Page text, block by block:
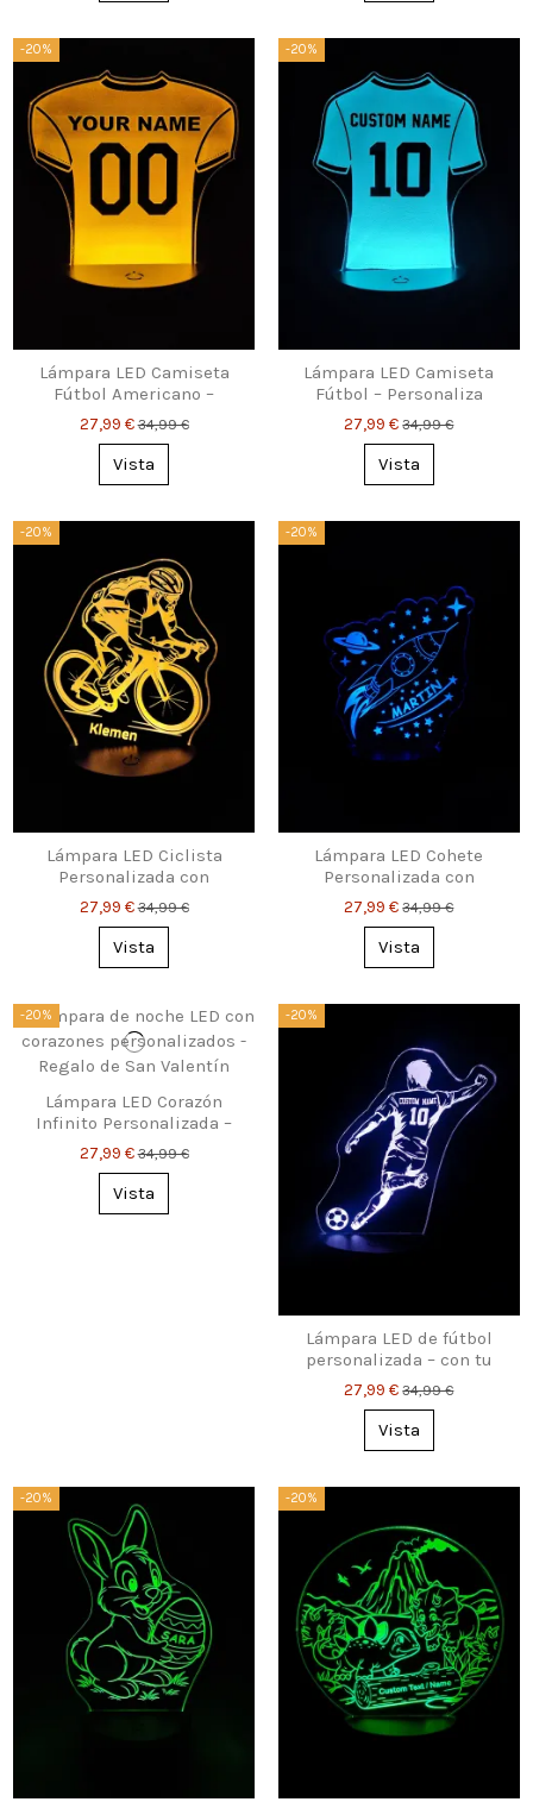
-20%
Lámpara LED Camiseta
Fútbol Americano –
Personalizada
27,99 €34,99 €
Vista
-20%
Lámpara LED Camiseta
Fútbol – Personaliza
Nombre y Número
27,99 €34,99 €
Vista
-20%
Lámpara LED Ciclista
Personalizada con
Nombre
27,99 €34,99 €
Vista
-20%
Lámpara LED Cohete
Personalizada con
Nombre – Luz Nocturna
para Peques & Soñadores
27,99 €34,99 €
Vista
-20%
Lámpara LED Corazón
Infinito Personalizada –
Nombres & Fecha
27,99 €34,99 €
Vista
-20%
Lámpara LED de fútbol
personalizada – con tu
nombre y número
27,99 €34,99 €
Vista
-20% -20%